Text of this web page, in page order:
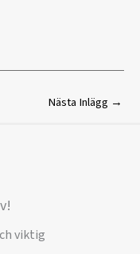
Nästa Inlägg →
viktig